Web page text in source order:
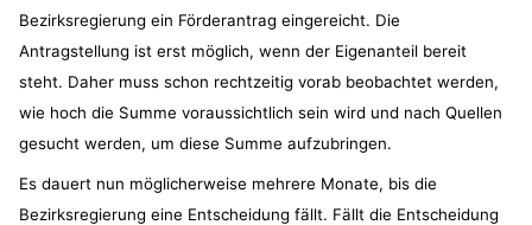
Bezirksregierung ein Förderantrag eingereicht. Die
Antragstellung ist erst möglich, wenn der Eigenanteil bereit
steht. Daher muss schon rechtzeitig vorab beobachtet werden,
wie hoch die Summe voraussichtlich sein wird und nach Quellen
gesucht werden, um diese Summe aufzubringen.
Es dauert nun möglicherweise mehrere Monate, bis die
Bezirksregierung eine Entscheidung fällt. Fällt die Entscheidung